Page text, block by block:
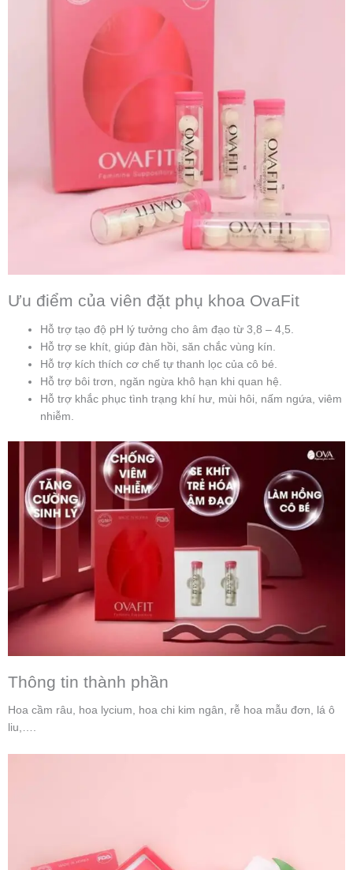
Ưu điểm của viên đặt phụ khoa OvaFit
Hỗ trợ tạo độ pH lý tưởng cho âm đạo từ 3,8 – 4,5.
Hỗ trợ se khít, giúp đàn hồi, săn chắc vùng kín.
Hỗ trợ kích thích cơ chế tự thanh lọc của cô bé.
Hỗ trợ bôi trơn, ngăn ngừa khô hạn khi quan hệ.
Hỗ trợ khắc phục tình trạng khí hư, mùi hôi, nấm ngứa, viêm
nhiễm.
Thông tin thành phần
Hoa cầm râu, hoa lycium, hoa chi kim ngân, rễ hoa mẫu đơn, lá ô
liu,….